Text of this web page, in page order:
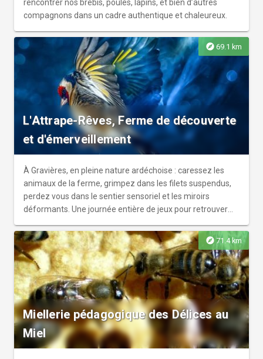
rencontrer nos brebis, poules, lapins, et bien d’autres
compagnons dans un cadre authentique et chaleureux.
explore 69.1 km
L'Attrape-Rêves, Ferme de découverte
et d'émerveillement
À Gravières, en pleine nature ardéchoise : caressez les
animaux de la ferme, grimpez dans les filets suspendus,
perdez vous dans le sentier sensoriel et les miroirs
déformants. Une journée entière de jeux pour retrouver
explore 71.4 km
Miellerie pédagogique des Délices au
Miel